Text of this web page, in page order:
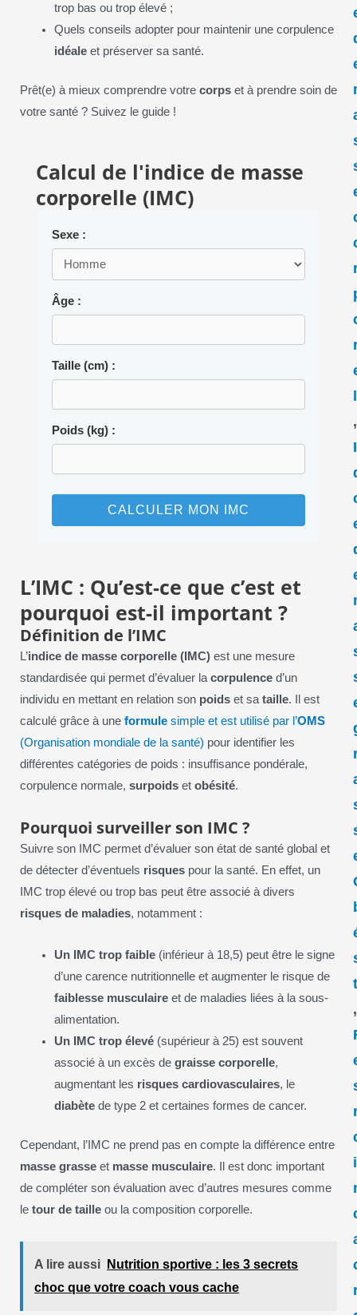
trop bas ou trop élevé ;
Quels conseils adopter pour maintenir une corpulence
idéale et préserver sa santé.
Prêt(e) à mieux comprendre votre corpset à prendre soin de
votre santé ? Suivez le guide !
Calcul de l'indice de masse
corporelle (IMC)
Sexe :
Âge :
Taille (cm) :
Poids (kg) :
CALCULER MON IMC
L’IMC : Qu’est-ce que c’est et
pourquoi est-il important ?
Définition de l’IMC
L’indice de masse corporelle (IMC)est une mesure
standardisée qui permet d’évaluer lacorpulenced’un
individu en mettant en relation son poidset sataille. Il est
calculé grâce à une formulesimple et est utilisé par l’OMS
(Organisation mondiale de la santé) pour identifier les
différentes catégories de poids : insuffisance pondérale,
corpulence normale, surpoidset obésité.
Pourquoi surveiller son IMC ?
Suivre son IMC permet d’évaluer son état de santé global et
de détecter d’éventuels risquespour la santé. En effet, un
IMC trop élevé ou trop bas peut être associé à divers
risques de maladies, notamment :
Un IMC trop faible (inférieur à 18,5) peut être le signe
d’une carence nutritionnelle et augmenter le risque de
faiblesse musculaire et de maladies liées à la sous-
alimentation.
Un IMC trop élevé (supérieur à 25) est souvent
associé à un excès degraisse corporelle,
augmentant les risques cardiovasculaires, le
diabète de type 2 et certaines formes de cancer.
Cependant, l’IMC ne prend pas en compte la différence entre
masse grasseet masse musculaire. Il est donc important
de compléter son évaluation avec d’autres mesures comme
le tour de tailleou la composition corporelle.
A lire aussi
Nutrition sportive : les 3 secrets
choc que votre coach vous cache
,
,